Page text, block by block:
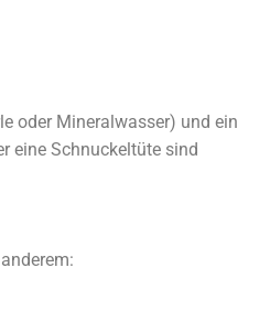
oder Mineralwasser) und ein
eine Schnuckeltüte sind